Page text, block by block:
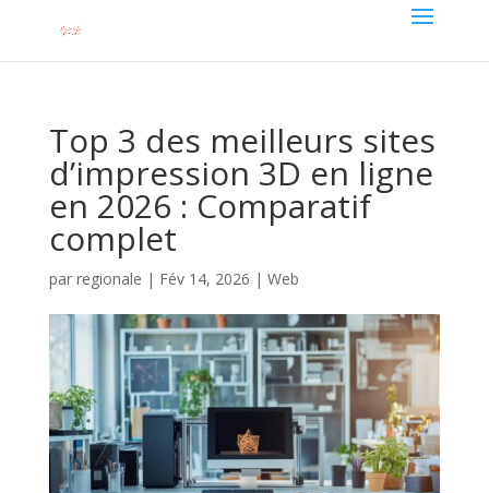
Top 3 des meilleurs sites
d’impression 3D en ligne
en 2026 : Comparatif
complet
par regionale | Fév 14, 2026 | Web